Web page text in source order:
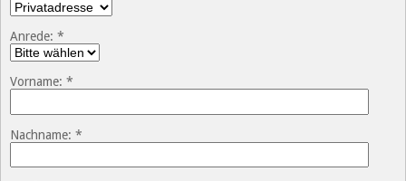
Anrede: *
Vorname: *
Nachname: *